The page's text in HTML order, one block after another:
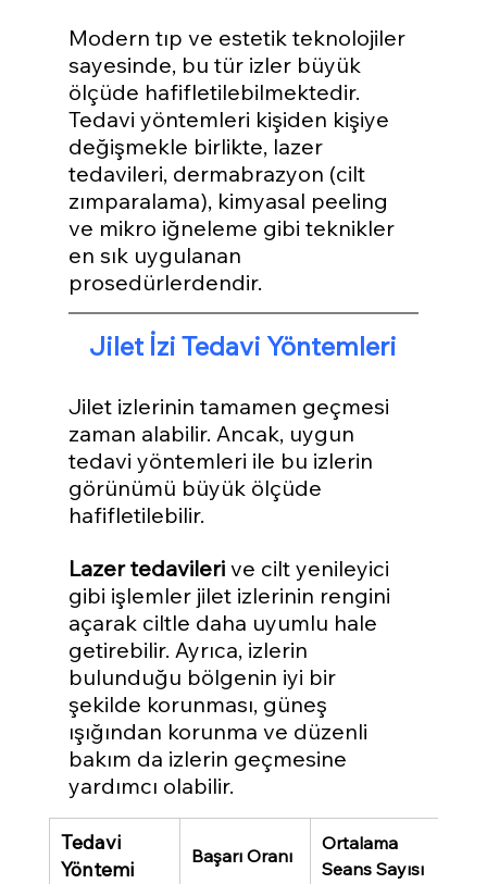
Modern tıp ve estetik teknolojiler
sayesinde, bu tür izler büyük
ölçüde hafifletilebilmektedir.
Tedavi yöntemleri kişiden kişiye
değişmekle birlikte, lazer
tedavileri, dermabrazyon (cilt
zımparalama), kimyasal peeling
ve mikro iğneleme gibi teknikler
en sık uygulanan
prosedürlerdendir.
Jilet İzi Tedavi Yöntemleri
Jilet izlerinin tamamen geçmesi
zaman alabilir. Ancak, uygun
tedavi yöntemleri ile bu izlerin
görünümü büyük ölçüde
hafifletilebilir.
Lazer tedavileri ve cilt yenileyici
gibi işlemler jilet izlerinin rengini
açarak ciltle daha uyumlu hale
getirebilir. Ayrıca, izlerin
bulunduğu bölgenin iyi bir
şekilde korunması, güneş
ışığından korunma ve düzenli
bakım da izlerin geçmesine
yardımcı olabilir.
Tedavi
Yöntemi
Başarı Oranı
Ortalama
Seans Sayısı